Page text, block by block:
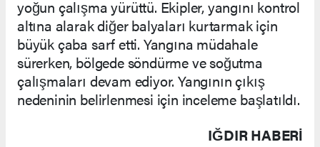
yoğun çalışma yürüttü. Ekipler, yangını kontrol
altına alarak diğer balyaları kurtarmak için
büyük çaba sarf etti. Yangına müdahale
sürerken, bölgede söndürme ve soğutma
çalışmaları devam ediyor. Yangının çıkış
nedeninin belirlenmesi için inceleme başlatıldı.
IĞDIR HABERİ